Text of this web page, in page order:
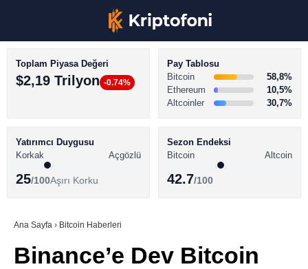
Youtube
BİTCOİN HABERLERİ
ALTCOİN HABERLERİ
SÖZLÜK
Toplam Piyasa Değeri
$2,19 Trilyon -0.74%
Pay Tablosu
Bitcoin
58,8%
Ethereum
10,5%
Altcoinler
30,7%
Yatırımcı Duygusu
Korkak
Açgözlü
25/100Aşırı Korku
Sezon Endeksi
Bitcoin
Altcoin
42.7/100
Ana Sayfa › Bitcoin Haberleri
Binance’e Dev Bitcoin